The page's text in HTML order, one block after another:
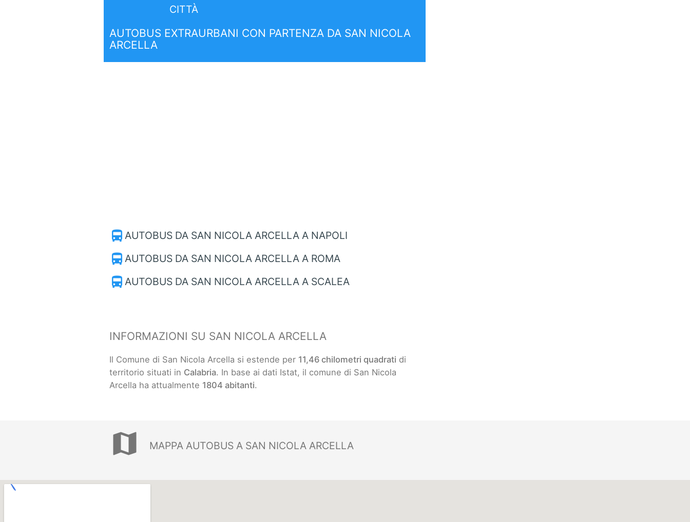
CITTÀ
AUTOBUS EXTRAURBANI CON PARTENZA DA SAN NICOLA
ARCELLA
directions_bus AUTOBUS DA SAN NICOLA ARCELLA A NAPOLI
directions_bus AUTOBUS DA SAN NICOLA ARCELLA A ROMA
directions_bus AUTOBUS DA SAN NICOLA ARCELLA A SCALEA
INFORMAZIONI SU SAN NICOLA ARCELLA
Il Comune di San Nicola Arcella si estende per 11,46 chilometri quadrati di
territorio situati in Calabria. In base ai dati Istat, il comune di San Nicola
Arcella ha attualmente 1804 abitanti.
map MAPPA AUTOBUS A SAN NICOLA ARCELLA